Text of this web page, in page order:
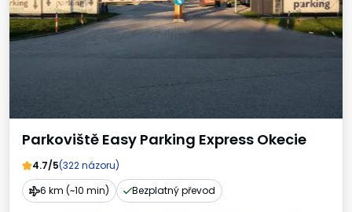
Parkoviště Easy Parking Express Okecie
4.7/5(322 názoru)
6 km (~10 min)
Bezplatný převod